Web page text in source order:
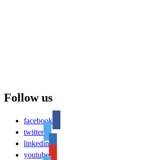
Follow us
facebook
twitter
linkedin
youtube